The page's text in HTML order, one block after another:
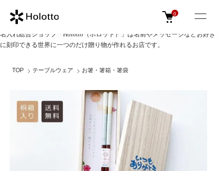
名入れ総合ショップ「Holotto（ホロット）」は名前やメッセージなどお好き
に刻印できる世界に一つのだけ贈り物が作れるお店です。
0
TOP テーブルウェア お箸・箸箱・箸袋